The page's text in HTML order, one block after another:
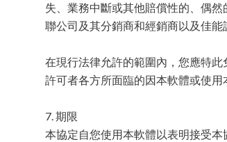
失、業務中斷或其他賠償性的、偶
聯公司及其分銷商和經銷商以及佳能
在現行法律允許的範圍內，您應特
許可者各方所面臨的因本軟體或使用
7. 期限
本協定自您使用本軟體以表明接受